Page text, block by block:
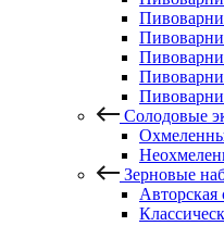
Пивоварни
Солодовые
Зерновые
Авторская